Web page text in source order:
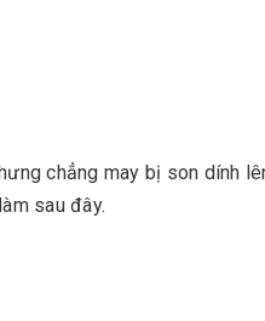
chẳng may bị son dính
sau đây.